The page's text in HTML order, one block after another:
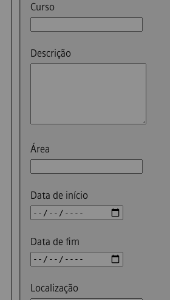
Curso
Descrição
Área
Data de início
Data de fim
Localização